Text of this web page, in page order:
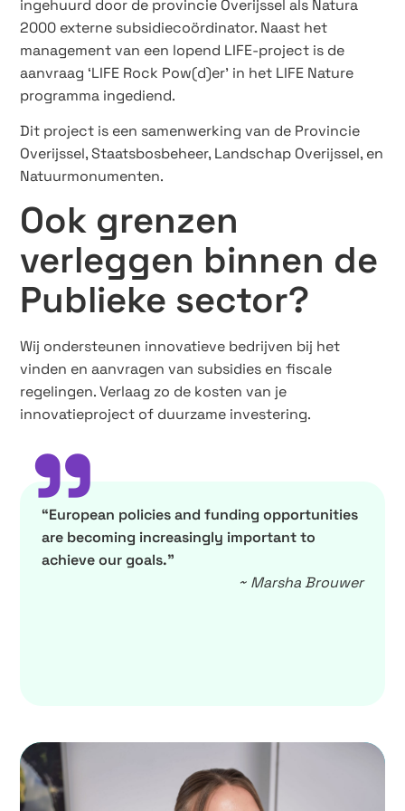
ingehuurd door de provincie Overijssel als Natura
2000 externe subsidiecoördinator. Naast het
management van een lopend LIFE-project is de
aanvraag ‘LIFE Rock Pow(d)er’ in het LIFE Nature
programma ingediend.
Dit project is een samenwerking van de Provincie
Overijssel, Staatsbosbeheer, Landschap Overijssel, en
Natuurmonumenten.
Ook grenzen
verleggen binnen de
Publieke sector?
Wij ondersteunen innovatieve bedrijven bij het
vinden en aanvragen van subsidies en fiscale
regelingen. Verlaag zo de kosten van je
innovatieproject of duurzame investering.
”
“European policies and funding opportunities
are becoming increasingly important to
achieve our goals.”
~ Marsha Brouwer